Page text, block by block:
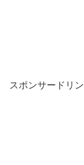
スポンサードリ